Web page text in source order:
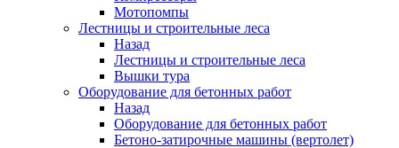
Мотопомпы
Лестницы и строительные леса
Назад
Лестницы и строительные леса
Вышки тура
Оборудование для бетонных работ
Назад
Оборудование для бетонных работ
Бетоно-затирочные машины (вертолет)